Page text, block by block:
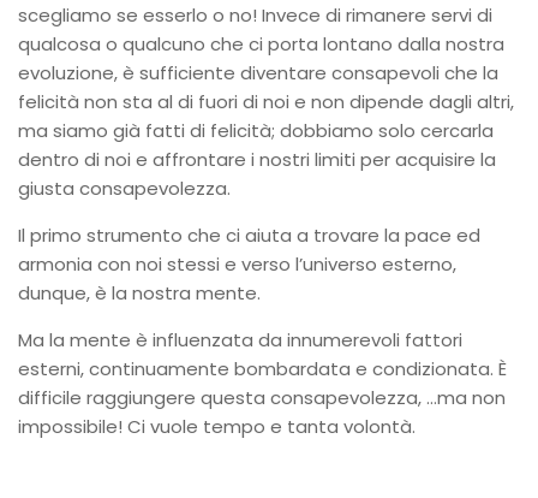
scegliamo se esserlo o no! Invece di rimanere servi di
qualcosa o qualcuno che ci porta lontano dalla nostra
evoluzione, è sufficiente diventare consapevoli che la
felicità non sta al di fuori di noi e non dipende dagli altri,
ma siamo già fatti di felicità; dobbiamo solo cercarla
dentro di noi e affrontare i nostri limiti per acquisire la
giusta consapevolezza.
Il primo strumento che ci aiuta a trovare la pace ed
armonia con noi stessi e verso l’universo esterno,
dunque, è la nostra mente.
Ma la mente è influenzata da innumerevoli fattori
esterni, continuamente bombardata e condizionata. È
difficile raggiungere questa consapevolezza, …ma non
impossibile! Ci vuole tempo e tanta volontà.